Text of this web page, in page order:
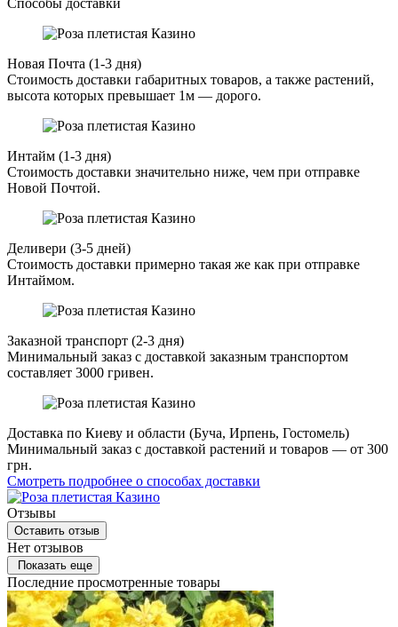
Способы доставки
Новая Почта (1-3 дня)
Стоимость доставки габаритных товаров, а также растений,
высота которых превышает 1м — дорого.
Интайм (1-3 дня)
Стоимость доставки значительно ниже, чем при отправке
Новой Почтой.
Деливери (3-5 дней)
Стоимость доставки примерно такая же как при отправке
Интаймом.
Заказной транспорт (2-3 дня)
Минимальный заказ с доставкой заказным транспортом
составляет 3000 гривен.
Доставка по Киеву и области (Буча, Ирпень, Гостомель)
Минимальный заказ с доставкой растений и товаров — от 300
грн.
Смотреть подробнее о способах доставки
Отзывы
Оставить отзыв
Нет отзывов
Показать еще
Последние просмотренные товары